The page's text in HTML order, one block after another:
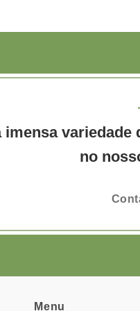
imensa variedade
no
Menu